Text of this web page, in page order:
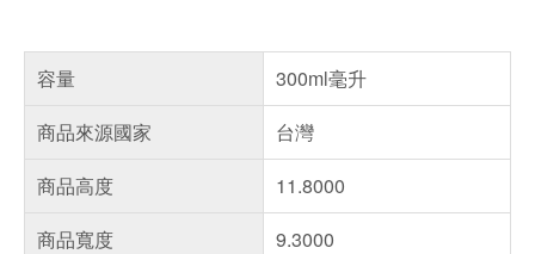
容量
300ml毫升
商品來源國家
台灣
商品高度
11.8000
商品寬度
9.3000